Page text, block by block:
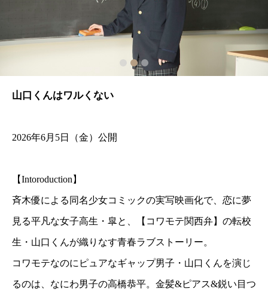
山口くんはワルくない
2026年6月5日（金）公開
【Intoroduction】
斉木優による同名少女コミックの実写映画化で、恋に夢
見る平凡な女子高生・皐と、【コワモテ関西弁】の転校
生・山口くんが織りなす青春ラブストーリー。
コワモテなのにピュアなギャップ男子・山口くんを演じ
るのは、なにわ男子の高橋恭平。金髪&ピアス&鋭い目つ